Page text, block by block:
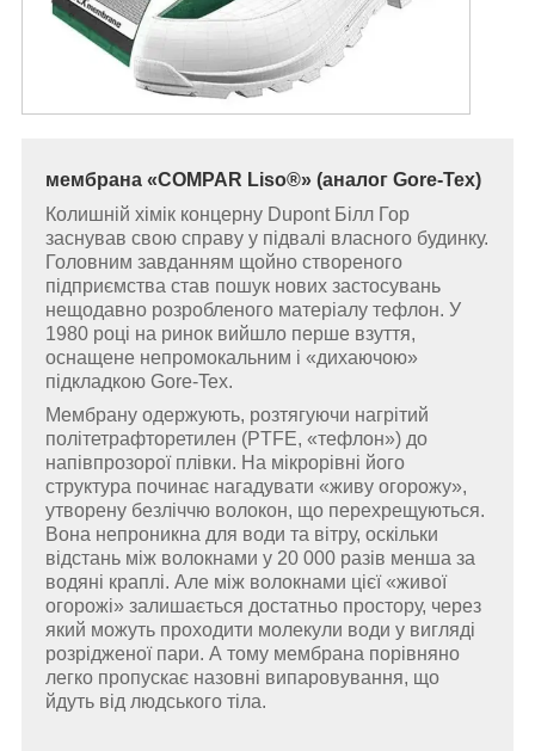
мембрана «COMPAR Liso®» (аналог Gore-Tex)
Колишній хімік концерну Dupont Білл Гор
заснував свою справу у підвалі власного будинку.
Головним завданням щойно створеного
підприємства став пошук нових застосувань
нещодавно розробленого матеріалу тефлон. У
1980 році на ринок вийшло перше взуття,
оснащене непромокальним і «дихаючою»
підкладкою Gore-Tex.
Мембрану одержують, розтягуючи нагрітий
політетрафторетилен (PTFE, «тефлон») до
напівпрозорої плівки. На мікрорівні його
структура починає нагадувати «живу огорожу»,
утворену безліччю волокон, що перехрещуються.
Вона непроникна для води та вітру, оскільки
відстань між волокнами у 20 000 разів менша за
водяні краплі. Але між волокнами цієї «живої
огорожі» залишається достатньо простору, через
який можуть проходити молекули води у вигляді
розрідженої пари. А тому мембрана порівняно
легко пропускає назовні випаровування, що
йдуть від людського тіла.